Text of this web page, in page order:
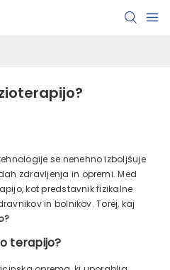
se nenehno izboljšuje
zdravljenja in opremi. Med
kot predstavnik fizikalne
in bolnikov. Torej, kaj
terapijo?